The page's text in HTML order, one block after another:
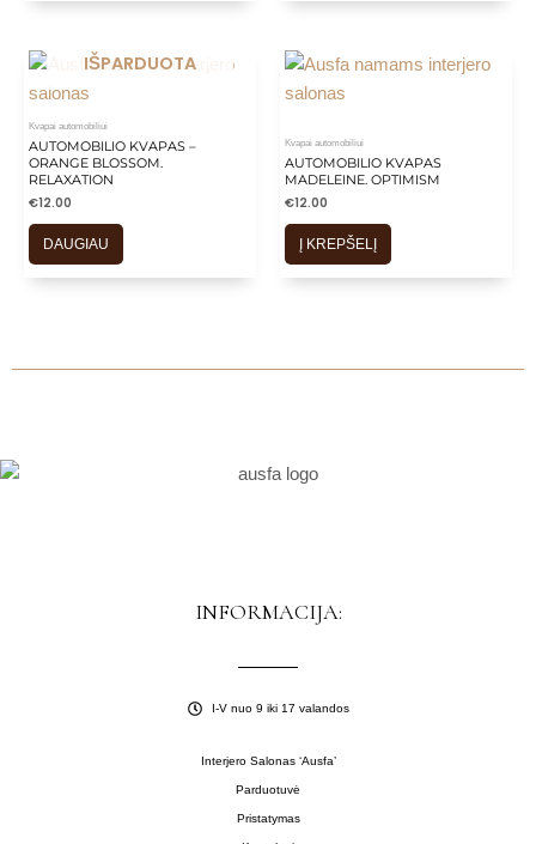
IŠPARDUOTA
Kvapai automobiliui
AUTOMOBILIO KVAPAS –
ORANGE BLOSSOM.
RELAXATION
€12.00
DAUGIAU
Kvapai automobiliui
AUTOMOBILIO KVAPAS
MADELEINE. OPTIMISM
€12.00
Į KREPŠELĮ
INFORMACIJA:
I-V nuo 9 iki 17 valandos
Interjero Salonas ‘Ausfa’
Parduotuvė
Pristatymas